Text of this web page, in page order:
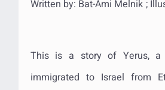
Written by: Bat-Ami Melnik ;
This is a story of Yerus, a
immigrated to Israel from